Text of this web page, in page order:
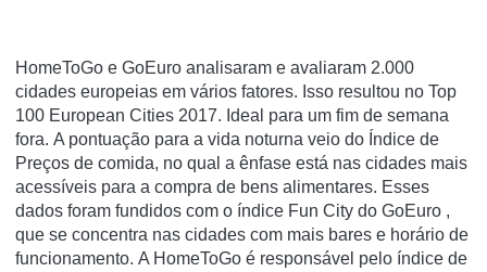
HomeToGo e GoEuro analisaram e avaliaram 2.000
cidades europeias em vários fatores. Isso resultou no Top
100 European Cities 2017. Ideal para um fim de semana
fora. A pontuação para a vida noturna veio do Índice de
Preços de comida, no qual a ênfase está nas cidades mais
acessíveis para a compra de bens alimentares. Esses
dados foram fundidos com o índice Fun City do GoEuro ,
que se concentra nas cidades com mais bares e horário de
funcionamento. A HomeToGo é responsável pelo índice de